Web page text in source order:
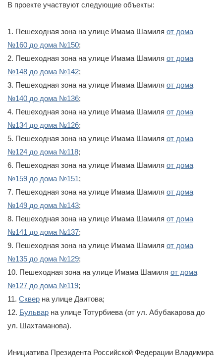
В проекте участвуют следующие объекты:
1. Пешеходная зона на улице Имама Шамиля от дома
№160 до дома №150;
2. Пешеходная зона на улице Имама Шамиля от дома
№148 до дома №142;
3. Пешеходная зона на улице Имама Шамиля от дома
№140 до дома №136;
4. Пешеходная зона на улице Имама Шамиля от дома
№134 до дома №126;
5. Пешеходная зона на улице Имама Шамиля от дома
№124 до дома №118;
6. Пешеходная зона на улице Имама Шамиля от дома
№159 до дома №151;
7. Пешеходная зона на улице Имама Шамиля от дома
№149 до дома №143;
8. Пешеходная зона на улице Имама Шамиля от дома
№141 до дома №137;
9. Пешеходная зона на улице Имама Шамиля от дома
№135 до дома №129;
10. Пешеходная зона на улице Имама Шамиля от дома
№127 до дома №119;
11. Сквер на улице Даитова;
12. Бульвар на улице Тотурбиева (от ул. Абубакарова до
ул. Шахтаманова).
Инициатива Президента Российской Федерации Владимира